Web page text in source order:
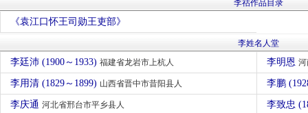
李祜作品目录
《袁江口怀王司勋王吏部》
李姓名人堂
李廷沛 (1900～1933) 福建省龙岩市上杭人 李明恩
李用清 (1829～1899) 山西省晋中市昔阳县人 李鹏
李庆通 河北省邢台市平乡县人 李致忠